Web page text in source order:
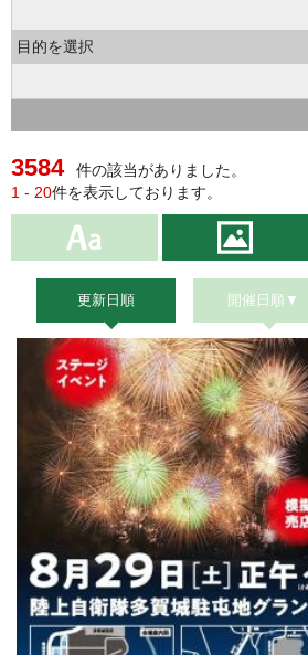
目的を選択
3584
件の該当がありました。
1 - 20件を表示しております。
更新日順 開催日順▼